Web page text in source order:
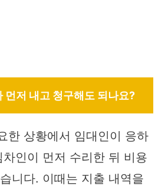
먼저 내고 청구해도 되나요?
한 상황에서 임대인이 응하
인이 먼저 수리한 뒤 비용
니다. 이때는 지출 내역을